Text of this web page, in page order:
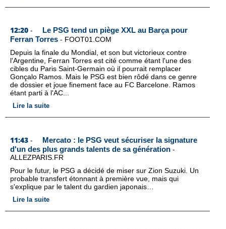
12:20 -
Le PSG tend un piège XXL au Barça pour
Ferran Torres - FOOT01.COM
Depuis la finale du Mondial, et son but victorieux contre
l'Argentine, Ferran Torres est cité comme étant l'une des
cibles du Paris Saint-Germain où il pourrait remplacer
Gonçalo Ramos. Mais le PSG est bien rôdé dans ce genre
de dossier et joue finement face au FC Barcelone. Ramos
étant parti à l'AC...
Lire la suite
11:43 -
Mercato : le PSG veut sécuriser la signature
d'un des plus grands talents de sa génération -
ALLEZPARIS.FR
Pour le futur, le PSG a décidé de miser sur Zion Suzuki. Un
probable transfert étonnant à première vue, mais qui
s'explique par le talent du gardien japonais…
Lire la suite